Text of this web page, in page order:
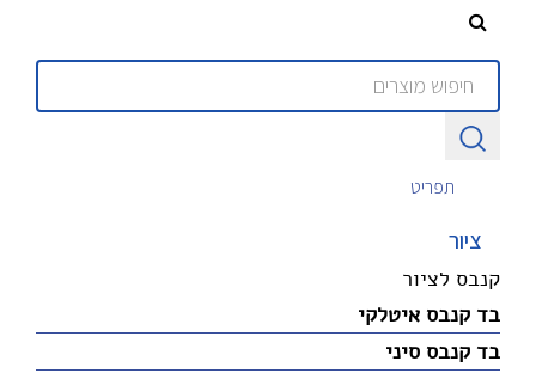
תפריט
ציור
קנבס לציור
בד קנבס איטלקי
בד קנבס סיני